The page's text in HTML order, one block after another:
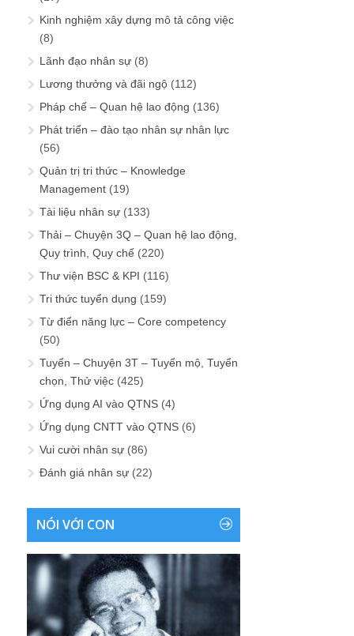
Kinh nghiệm xây dựng mô tả công việc
(8)
Lãnh đạo nhân sự (8)
Lương thưởng và đãi ngộ (112)
Pháp chế – Quan hệ lao động (136)
Phát triển – đào tạo nhân sự nhân lực
(56)
Quản trị tri thức – Knowledge
Management (19)
Tài liệu nhân sự (133)
Thải – Chuyện 3Q – Quan hệ lao động,
Quy trình, Quy chế (220)
Thư viện BSC & KPI (116)
Tri thức tuyển dụng (159)
Từ điển năng lực – Core competency
(50)
Tuyển – Chuyện 3T – Tuyển mộ, Tuyển
chọn, Thử việc (425)
Ứng dụng AI vào QTNS (4)
Ứng dụng CNTT vào QTNS (6)
Vui cười nhân sự (86)
Đánh giá nhân sự (22)
NÓI VỚI CON